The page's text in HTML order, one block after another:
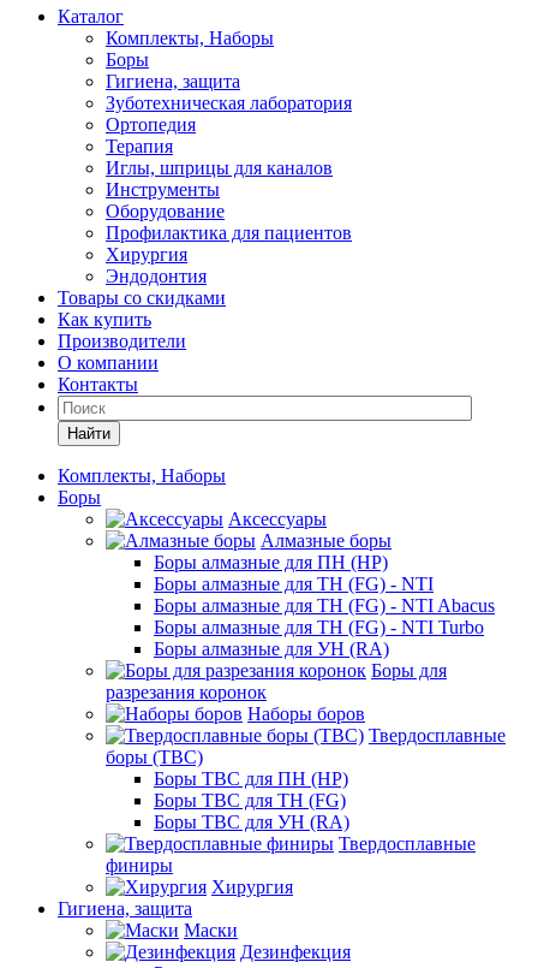
Каталог
Комплекты, Наборы
Боры
Гигиена, защита
Зуботехническая лаборатория
Ортопедия
Терапия
Иглы, шприцы для каналов
Инструменты
Оборудование
Профилактика для пациентов
Хирургия
Эндодонтия
Товары со скидками
Как купить
Производители
О компании
Контакты
Найти
Комплекты, Наборы
Боры
Аксессуары
Алмазные боры
Боры алмазные для ПН (HP)
Боры алмазные для ТН (FG) - NTI
Боры алмазные для ТН (FG) - NTI Abacus
Боры алмазные для ТН (FG) - NTI Turbo
Боры алмазные для УН (RA)
Боры для
разрезания коронок
Наборы боров
Твердосплавные
боры (ТВС)
Боры ТВС для ПН (HP)
Боры ТВС для ТН (FG)
Боры ТВС для УН (RA)
Твердосплавные
финиры
Хирургия
Гигиена, защита
Маски
Дезинфекция